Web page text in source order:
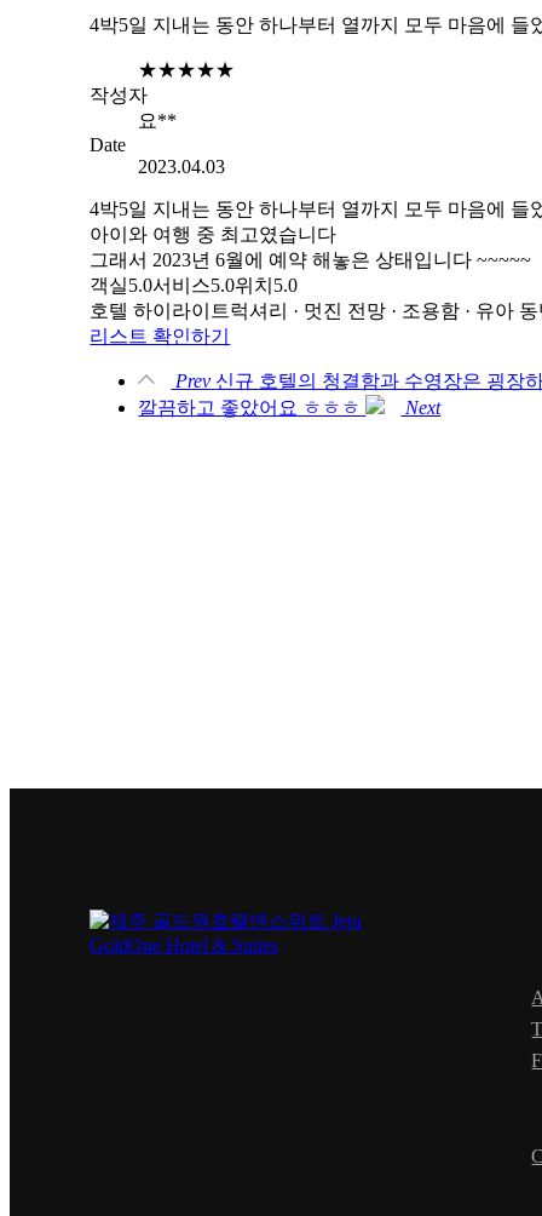
4박5일 지내는 동안 하나부터 열까지 모두 마음에 들
★★★★★
작성자
요**
Date
2023.04.03
4박5일 지내는 동안 하나부터 열까지 모두 마음에 들
아이와 여행 중 최고였습니다
그래서 2023년 6월에 예약 해놓은 상태입니다 ~~~~~
객실5.0서비스5.0위치5.0
호텔 하이라이트럭셔리 · 멋진 전망 · 조용함 · 유아
리스트 확인하기
Prev 신규 호텔의 청결함과 수영장은 굉장
깔끔하고 좋았어요 ㅎㅎㅎ
Next